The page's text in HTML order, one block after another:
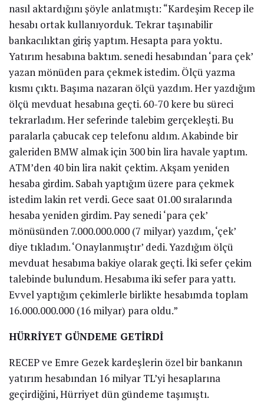
nasıl aktardığını şöyle anlatmıştı: “Kardeşim Recep ile
hesabı ortak kullanıyorduk. Tekrar taşınabilir
bankacılıktan giriş yaptım. Hesapta para yoktu.
Yatırım hesabına baktım. senedi hesabından ‘para çek’
yazan mönüden para çekmek istedim. Ölçü yazma
kısmı çıktı. Başıma nazaran ölçü yazdım. Her yazdığım
ölçü mevduat hesabına geçti. 60-70 kere bu süreci
tekrarladım. Her seferinde talebim gerçekleşti. Bu
paralarla çabucak cep telefonu aldım. Akabinde bir
galeriden BMW almak için 300 bin lira havale yaptım.
ATM’den 40 bin lira nakit çektim. Akşam yeniden
hesaba girdim. Sabah yaptığım üzere para çekmek
istedim lakin ret verdi. Gece saat 01.00 sıralarında
hesaba yeniden girdim. Pay senedi ‘para çek’
mönüsünden 7.000.000.000 (7 milyar) yazdım, ‘çek’
diye tıkladım. ‘Onaylanmıştır’ dedi. Yazdığım ölçü
mevduat hesabıma bakiye olarak geçti. İki sefer çekim
talebinde bulundum. Hesabıma iki sefer para yattı.
Evvel yaptığım çekimlerle birlikte hesabımda toplam
16.000.000.000 (16 milyar) para oldu.”
HÜRRİYET GÜNDEME GETİRDİ
RECEP ve Emre Gezek kardeşlerin özel bir bankanın
yatırım hesabından 16 milyar TL’yi hesaplarına
geçirdiğini, Hürriyet dün gündeme taşımıştı.